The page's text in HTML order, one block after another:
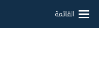
القائمة